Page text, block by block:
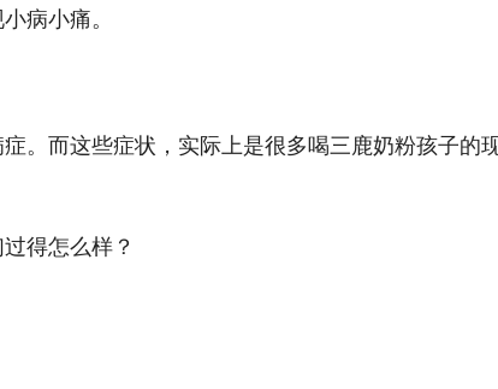
病小痛。
。而这些症状，实际上是很多喝三鹿奶粉孩子的